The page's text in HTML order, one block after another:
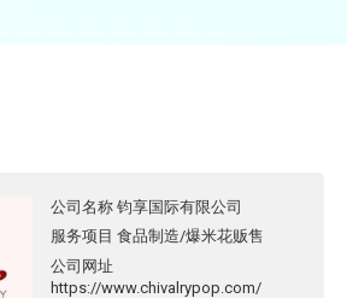
公司名称 钧享国际有限公司
服务项目 食品制造/爆米花贩售
公司网址
https://www.chivalrypop.com/